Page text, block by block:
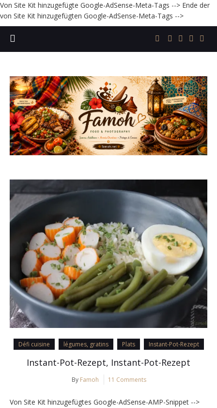
Von Site Kit hinzugefügte Google-AdSense-Meta-Tags --> Ende der
von Site Kit hinzugefügten Google-AdSense-Meta-Tags -->
Défi cuisine légumes, gratins Plats Instant-Pot-Rezept
Instant-Pot-Rezept, Instant-Pot-Rezept
By Famoh 11 Comments
Von Site Kit hinzugefügtes Google-AdSense-AMP-Snippet -->